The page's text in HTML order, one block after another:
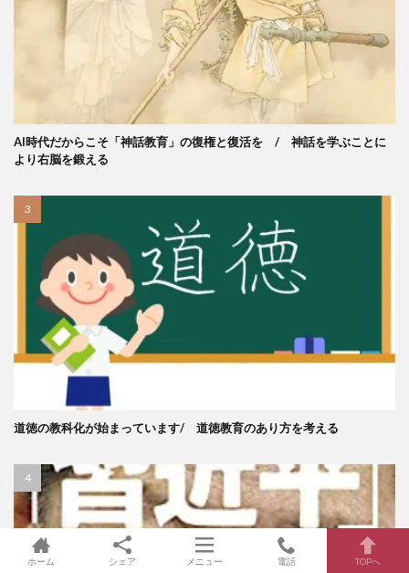
AI時代だからこそ「神話教育」の復権と復活を / 神話を学ぶことに
より右脳を鍛える
道徳の教科化が始まっています/ 道徳教育のあり方を考える
ホーム シェア メニュー 電話 TOPへ